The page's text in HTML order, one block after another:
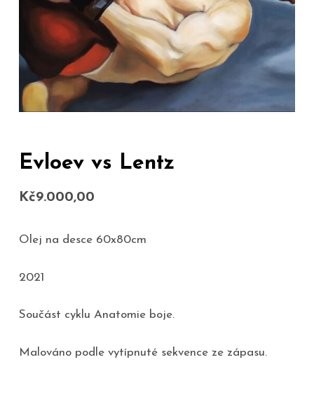
Evloev vs Lentz
Kč9.000,00
Olej na desce 60x80cm
2021
Součást cyklu Anatomie boje.
Malováno podle vytípnuté sekvence ze zápasu.